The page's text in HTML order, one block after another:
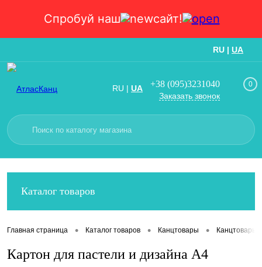
Спробуй наш сайт!
RU | UA
RU | UA +38 (095)3231040
Заказать звонок
0
Каталог товаров
Главная страница • Каталог товаров • Канцтовары • Канцтовары
Картон для пастели и дизайна А4